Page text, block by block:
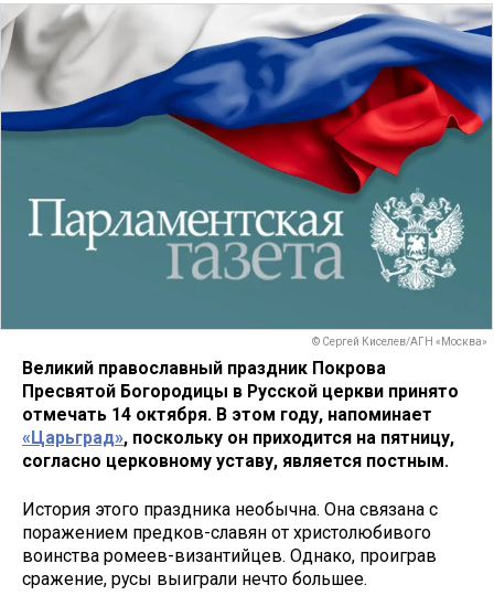
© Сергей Киселев/АГН «Москва»
Великий православный праздник Покрова
Пресвятой Богородицы в Русской церкви принято
отмечать 14 октября. В этом году, напоминает
«Царьград», поскольку он приходится на пятницу,
согласно церковному уставу, является постным.
История этого праздника необычна. Она связана с
поражением предков-славян от христолюбивого
воинства ромеев-византийцев. Однако, проиграв
сражение, русы выиграли нечто большее.